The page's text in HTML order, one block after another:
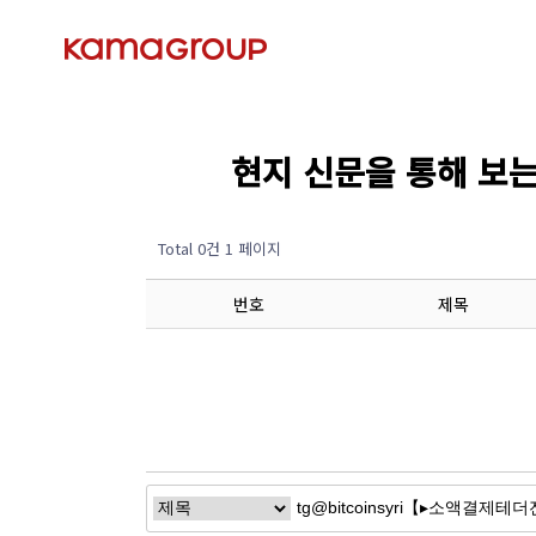
현지 신문을 통해
Total 0건 1 페이지
번호 제목